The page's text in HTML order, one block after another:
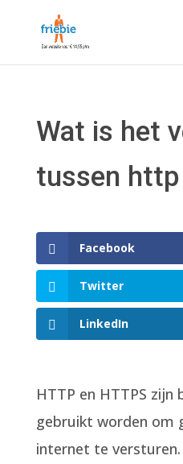
Wat is het
tussen
Facebook
Twitter
LinkedIn
HTTP en HTTPS
gebruikt worden om
internet te